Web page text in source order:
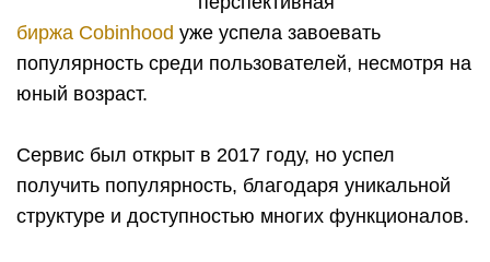
биржа Cobinhood уже успела завоевать
популярность среди пользователей, несмотря на
юный возраст.
Сервис был открыт в 2017 году, но успел
получить популярность, благодаря уникальной
структуре и доступностью многих функционалов.